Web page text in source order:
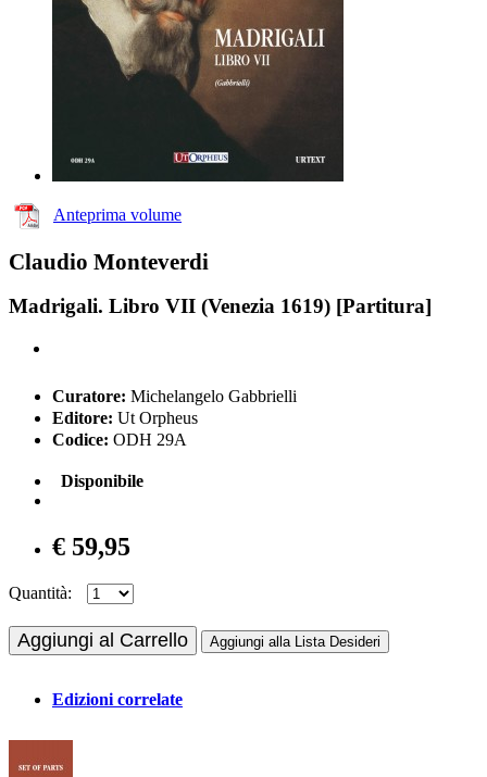
Anteprima volume
Claudio Monteverdi
Madrigali. Libro VII (Venezia 1619) [Partitura]
Curatore: Michelangelo Gabbrielli
Editore: Ut Orpheus
Codice: ODH 29A
Disponibile
€ 59,95
Quantità:
Aggiungi al Carrello Aggiungi alla Lista Desideri
Edizioni correlate